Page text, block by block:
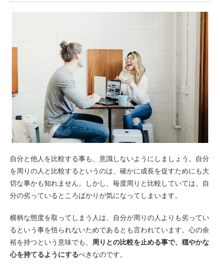
自分と他人を比較する事も、意識しないようにしましょう。自分
を周りの人と比較するというのは、確かに成長を促すためにも大
切な事かも知れません。しかし、毎度周りと比較していては、自
分の劣っているところばかりが気になってしまいます。
横柄な態度を取ってしまう人は、自分が周りの人よりも劣ってい
るという事を悟られないためであるとも言われています。心の余
裕を持つという意味でも、 周りとの比較を止める事で、穏やかな
心を持てるようにするべきなのです。